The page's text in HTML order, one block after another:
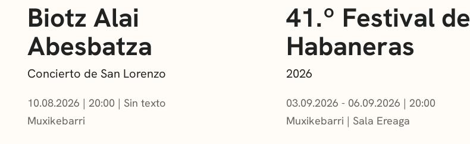
Biotz Alai
Abesbatza
Concierto de San Lorenzo
10.08.2026 | 20:00
Sin texto
Muxikebarri
41.º Festival de
Habaneras
2026
03.09.2026 - 06.09.2026 | 20:00
Muxikebarri | Sala Ereaga